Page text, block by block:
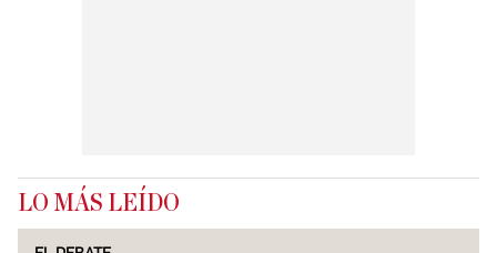
LO MÁS LEÍDO